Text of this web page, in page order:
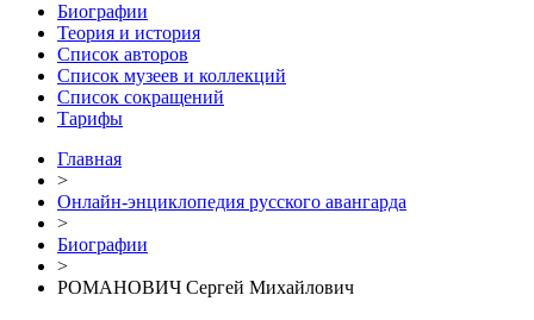
Биографии
Теория и история
Список авторов
Список музеев и коллекций
Список сокращений
Тарифы
Главная
>
Онлайн-энциклопедия русского авангарда
>
Биографии
>
РОМАНОВИЧ Сергей Михайлович